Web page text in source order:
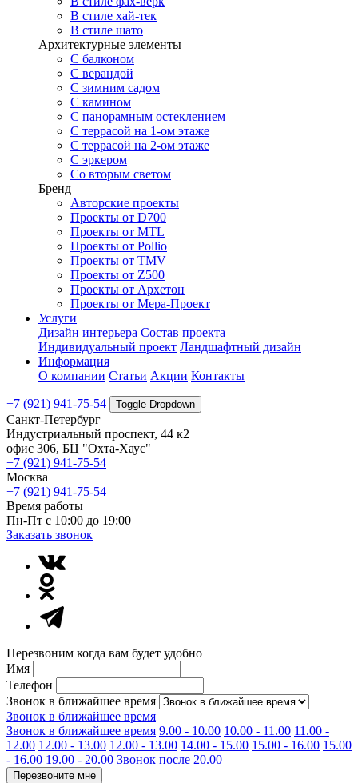
В стиле хай-тек
В стиле шато
Архитектурные элементы
С балконом
С верандой
С зимним садом
С камином
С панорамным остеклением
С террасой на 1-ом этаже
С террасой на 2-ом этаже
С эркером
Со вторым светом
Бренд
Авторские проекты
Проекты от D700
Проекты от MTL
Проекты от Pollio
Проекты от TMV
Проекты от Z500
Проекты от Архетон
Проекты от Мера-Проект
Услуги
Дизайн интерьера Состав проекта
Индивидуальный проект Ландшафтный дизайн
Информация
О компании Статьи Акции Контакты
+7 (921) 941-75-54 Toggle Dropdown
Санкт-Петербург
Индустриальный проспект, 44 к2
офис 306, БЦ "Охта-Хаус"
+7 (921) 941-75-54
Москва
+7 (921) 941-75-54
Время работы
Пн-Пт с 10:00 до 19:00
Заказать звонок
Перезвоним когда вам будет удобно
Имя
Телефон
Звонок в ближайшее время
Звонок в ближайшее время
Звонок в ближайшее время 9.00 - 10.00 10.00 - 11.00 11.00 -
12.00 12.00 - 13.00 12.00 - 13.00 14.00 - 15.00 15.00 - 16.00 15.00
- 16.00 19.00 - 20.00 Звонок после 20.00
Перезвоните мне